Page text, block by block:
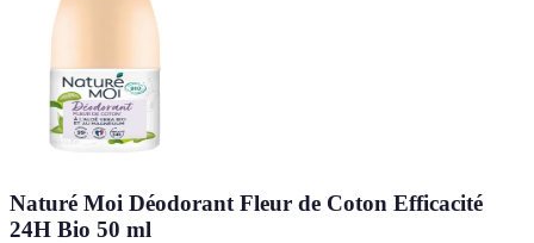
Naturé Moi Déodorant Fleur de Coton Efficacité
24H Bio 50 ml